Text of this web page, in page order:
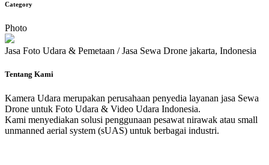
Category
Photo
Jasa Foto Udara & Pemetaan / Jasa Sewa Drone jakarta, Indonesia
Tentang Kami
Kamera Udara merupakan perusahaan penyedia layanan jasa Sewa
Drone untuk Foto Udara & Video Udara Indonesia.
Kami menyediakan solusi penggunaan pesawat nirawak atau small
unmanned aerial system (sUAS) untuk berbagai industri.